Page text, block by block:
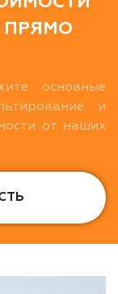
ПРЯМО
основные
и
от наших